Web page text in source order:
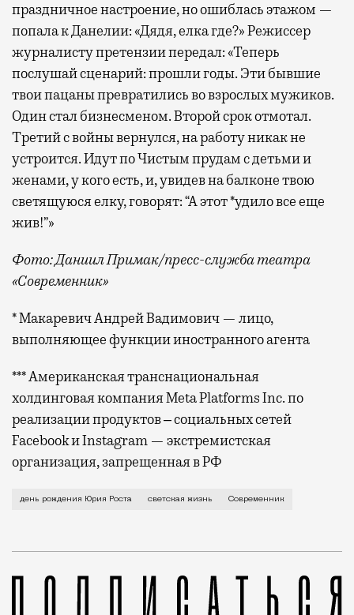
праздничное настроение, но ошиблась этажом —
попала к Данелии: «Дядя, елка где?» Режиссер
журналисту претензии передал: «Теперь
послушай сценарий: прошли годы. Эти бывшие
твои пацаны превратились во взрослых мужиков.
Один стал бизнесменом. Второй срок отмотал.
Третий с войны вернулся, на работу никак не
устроится. Идут по Чистым прудам с детьми и
женами, у кого есть, и, увидев на балконе твою
светящуюся елку, говорят: “А этот *удило все еще
жив!”»
Фото: Даниил Примак/пресс-служба театра
«Современник»
* Макаревич Андрей Вадимович — лицо,
выполняющее функции иностранного агента
*** Американская транснациональная
холдинговая компания Meta Platforms Inc. по
реализации продуктов ‒ социальных сетей
Facebook и Instagram — экстремистская
организация, запрещенная в РФ
день рождения Юрия Роста светская жизнь Современник